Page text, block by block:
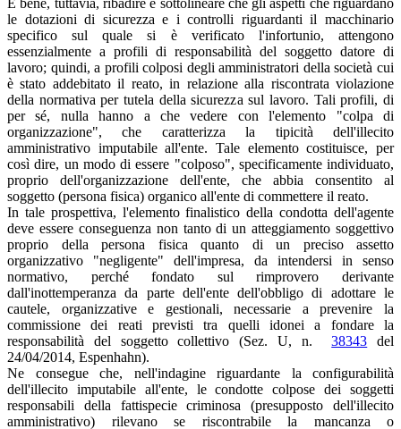
le dotazioni di sicurezza e i controlli riguardanti il macchinario
specifico sul quale si è verificato l'infortunio, attengono
essenzialmente a profili di responsabilità del soggetto datore di
lavoro; quindi, a profili colposi degli amministratori della società cui
è stato addebitato il reato, in relazione alla riscontrata violazione
della normativa per tutela della sicurezza sul lavoro. Tali profili, di
per sé, nulla hanno a che vedere con l'elemento "colpa di
organizzazione", che caratterizza la tipicità dell'illecito
amministrativo imputabile all'ente. Tale elemento costituisce, per
così dire, un modo di essere "colposo", specificamente individuato,
proprio dell'organizzazione dell'ente, che abbia consentito al
soggetto (persona fisica) organico all'ente di commettere il reato.
In tale prospettiva, l'elemento finalistico della condotta dell'agente
deve essere conseguenza non tanto di un atteggiamento soggettivo
proprio della persona fisica quanto di un preciso assetto
organizzativo "negligente" dell'impresa, da intendersi in senso
normativo, perché fondato sul rimprovero derivante
dall'inottemperanza da parte dell'ente dell'obbligo di adottare le
cautele, organizzative e gestionali, necessarie a prevenire la
commissione dei reati previsti tra quelli idonei a fondare la
responsabilità del soggetto collettivo (Sez. U, n.38343 del
24/04/2014, Espenhahn).
Ne consegue che, nell'indagine riguardante la configurabilità
dell'illecito imputabile all'ente, le condotte colpose dei soggetti
responsabili della fattispecie criminosa (presupposto dell'illecito
amministrativo) rilevano se riscontrabile la mancanza o